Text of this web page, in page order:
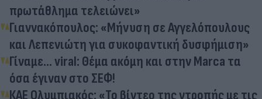
πρωτάθλημα τελειώνει»
Γιαννακόπουλος: «Μήνυση σε Αγγελόπουλους
και Λεπενιώτη για συκοφαντική δυσφήμιση»
Γίναμε... viral: Θέμα ακόμη και στην Marca τα
όσα έγιναν στο ΣΕΦ!
ΚΑΕ Ολυμπιακός: «Το βίντεο της ντροπής με τις